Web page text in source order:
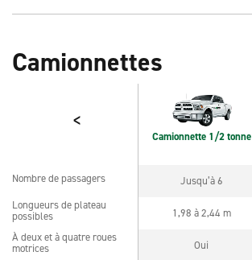
Camionnettes
<
Camionnette 1/2 tonne
Nombre de passagers Jusqu’à 6
Longueurs de plateau
possibles
1,98 à 2,44 m
À deux et à quatre roues
motrices
Oui
Nombre de passagers
Longueurs de plateau
possibles
À deux et à quatre roues
motrices